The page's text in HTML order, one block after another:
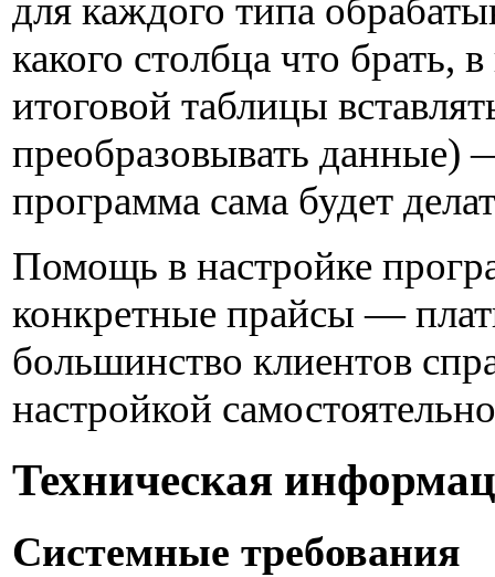
для каждого типа
какого столбца что брать,
итоговой таблицы
преобразовывать данные)
программа сама будет
Помощь в настройке
конкретные прайсы —
большинство клиентов
настройкой
Техническая
Системные требования